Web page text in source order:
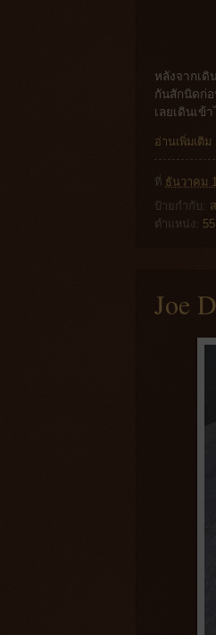
หลังจากเดิ
กันสักนิดก่อ
เลยเดินเข้
อ่านเพิ่มเติม
ที่ ธันวาคม
ป้ายกำกับ:
ตำแหน่ง:
Joe